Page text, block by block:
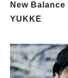
New Balance
YUKKE